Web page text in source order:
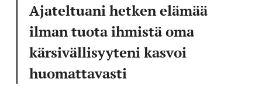
Ajateltuani hetken elämää
ilman tuota ihmistä oma
kärsivällisyyteni kasvoi
huomattavasti